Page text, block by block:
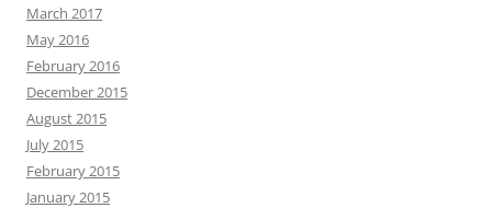
March 2017
May 2016
February 2016
December 2015
August 2015
July 2015
February 2015
January 2015